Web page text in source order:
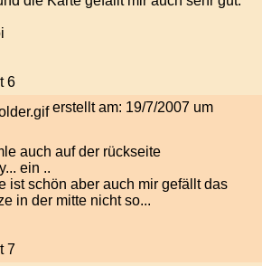
6
erstellt am: 19/7/2007 um
auch auf der rückseite
ein ..
ist schön aber auch mir gefällt das
in der mitte nicht so...
7